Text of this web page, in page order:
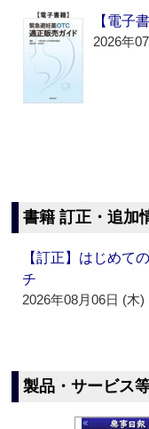
【電子
2026年
書籍 訂正・追加
【訂正】はじめ
チ
2026年08月06日 (木)
製品・サービス